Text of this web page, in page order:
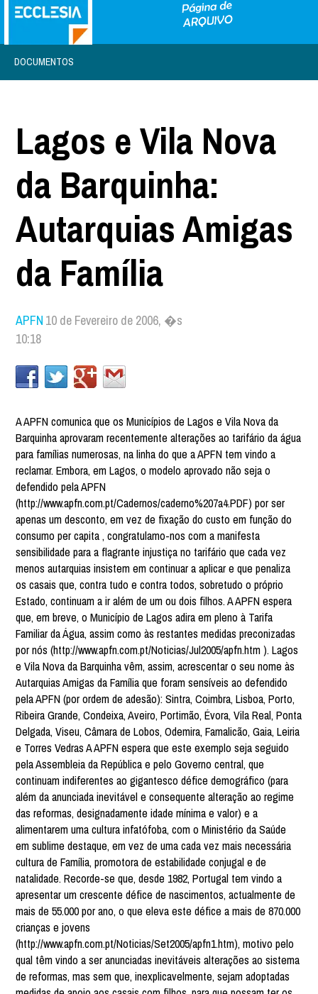
DOCUMENTOS
Lagos e Vila Nova
da Barquinha:
Autarquias Amigas
da Família
APFN 10 de Fevereiro de 2006, �s
10:18
A APFN comunica que os Municípios de Lagos e Vila Nova da
Barquinha aprovaram recentemente alterações ao tarifário da água
para famílias numerosas, na linha do que a APFN tem vindo a
reclamar. Embora, em Lagos, o modelo aprovado não seja o
defendido pela APFN
(http://www.apfn.com.pt/Cadernos/caderno%207a4.PDF) por ser
apenas um desconto, em vez de fixação do custo em função do
consumo per capita , congratulamo-nos com a manifesta
sensibilidade para a flagrante injustiça no tarifário que cada vez
menos autarquias insistem em continuar a aplicar e que penaliza
os casais que, contra tudo e contra todos, sobretudo o próprio
Estado, continuam a ir além de um ou dois filhos. A APFN espera
que, em breve, o Município de Lagos adira em pleno à Tarifa
Familiar da Água, assim como às restantes medidas preconizadas
por nós (http://www.apfn.com.pt/Noticias/Jul2005/apfn.htm ). Lagos
e Vila Nova da Barquinha vêm, assim, acrescentar o seu nome às
Autarquias Amigas da Família que foram sensíveis ao defendido
pela APFN (por ordem de adesão): Sintra, Coimbra, Lisboa, Porto,
Ribeira Grande, Condeixa, Aveiro, Portimão, Évora, Vila Real, Ponta
Delgada, Viseu, Câmara de Lobos, Odemira, Famalicão, Gaia, Leiria
e Torres Vedras A APFN espera que este exemplo seja seguido
pela Assembleia da República e pelo Governo central, que
continuam indiferentes ao gigantesco défice demográfico (para
além da anunciada inevitável e consequente alteração ao regime
das reformas, designadamente idade mínima e valor) e a
alimentarem uma cultura infatófoba, com o Ministério da Saúde
em sublime destaque, em vez de uma cada vez mais necessária
cultura de Família, promotora de estabilidade conjugal e de
natalidade. Recorde-se que, desde 1982, Portugal tem vindo a
apresentar um crescente défice de nascimentos, actualmente de
mais de 55.000 por ano, o que eleva este défice a mais de 870.000
crianças e jovens
(http://www.apfn.com.pt/Noticias/Set2005/apfn1.htm), motivo pelo
qual têm vindo a ser anunciadas inevitáveis alterações ao sistema
de reformas, mas sem que, inexplicavelmente, sejam adoptadas